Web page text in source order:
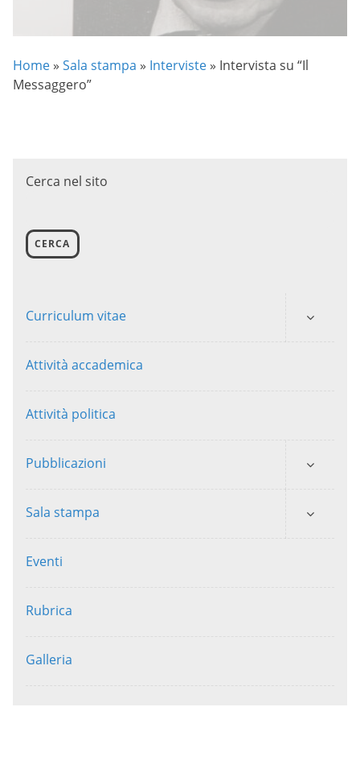
Home » Sala stampa » Interviste » Intervista su “Il
Messaggero”
Cerca nel sito
CERCA
Curriculum vitae
Attività accademica
Attività politica
Pubblicazioni
Sala stampa
Eventi
Rubrica
Galleria